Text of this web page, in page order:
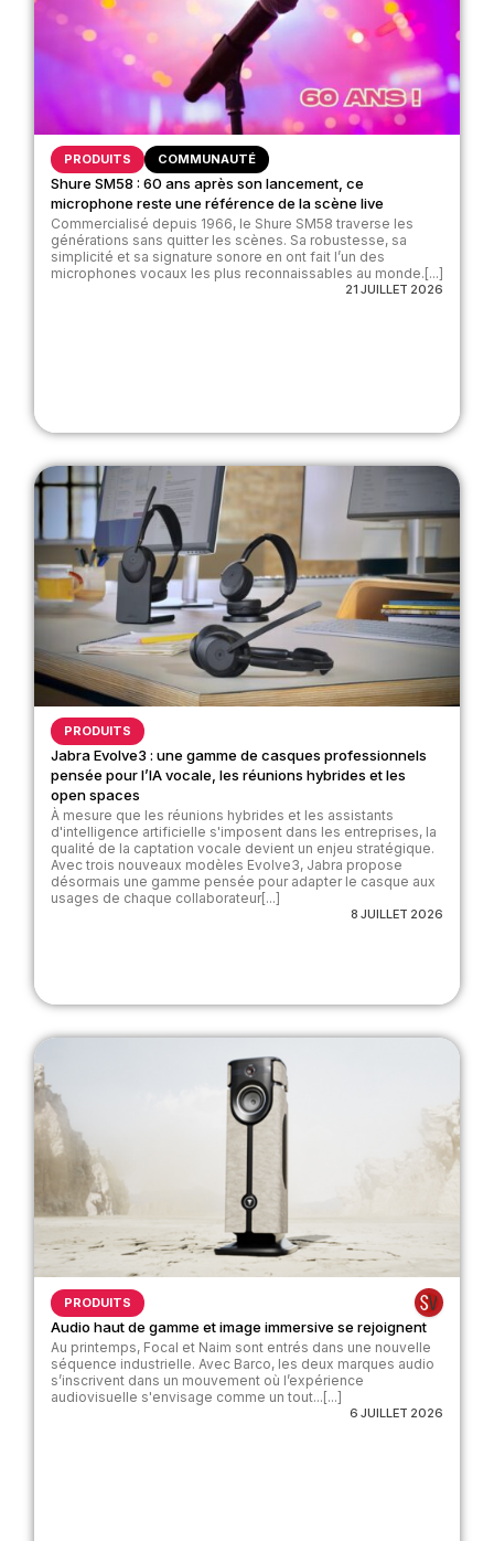
PRODUITS COMMUNAUTÉ
Shure SM58 : 60 ans après son lancement, ce
microphone reste une référence de la scène live
Commercialisé depuis 1966, le Shure SM58 traverse les
générations sans quitter les scènes. Sa robustesse, sa
simplicité et sa signature sonore en ont fait l’un des
microphones vocaux les plus reconnaissables au monde.[...]
21 JUILLET 2026
PRODUITS
Jabra Evolve3 : une gamme de casques professionnels
pensée pour l’IA vocale, les réunions hybrides et les
open spaces
À mesure que les réunions hybrides et les assistants
d'intelligence artificielle s'imposent dans les entreprises, la
qualité de la captation vocale devient un enjeu stratégique.
Avec trois nouveaux modèles Evolve3, Jabra propose
désormais une gamme pensée pour adapter le casque aux
usages de chaque collaborateur[...]
8 JUILLET 2026
PRODUITS
Audio haut de gamme et image immersive se rejoignent
Au printemps, Focal et Naim sont entrés dans une nouvelle
séquence industrielle. Avec Barco, les deux marques audio
s’inscrivent dans un mouvement où l’expérience
audiovisuelle s'envisage comme un tout...[...]
6 JUILLET 2026